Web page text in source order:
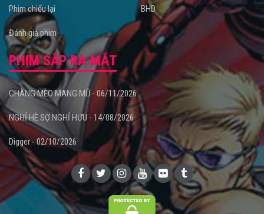
Phim chiếu lại
Đánh giá phim
BHD
PHIM SẮP RA MẮT
CHÀNG MÈO MANG MŨ - 06/11/2026
NGHỈ HÈ SỢ NGHỈ HƯU - 14/08/2026
Digger - 02/10/2026